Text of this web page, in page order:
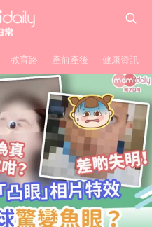
教育路 產前產後 健康資訊